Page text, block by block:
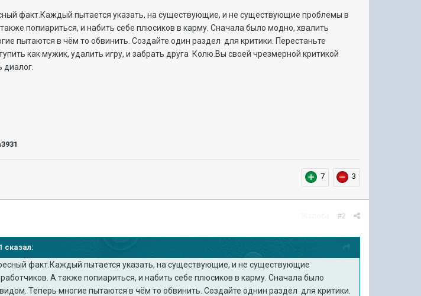
факт.Каждый пытается указать, на существующие, и не существующие проблемы в
попиариться, и набить себе плюсиков в карму. Сначала было модно, хвалить
пытаются в чём то обвинить. Создайте один раздел для критики. Перестаньте
как мужик, удалить игру, и забрать друга Колю.Вы своей чрезмерной критикой
7 3
#2
сказал:
факт.Каждый пытается указать, на существующие, и не существующие
А также попиариться, и набить себе плюсиков в карму. Сначала было
Теперь многие пытаются в чём то обвинить. Создайте однин раздел для критики.